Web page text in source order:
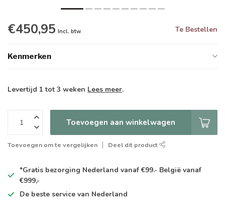
€450,95 Incl. btw Te Bestellen
Kenmerken
Levertijd 1 tot 3 weken Lees meer.
Toevoegen aan winkelwagen
Toevoegen om te vergelijken Deel dit product
*Gratis bezorging Nederland vanaf €99.- België vanaf
€999,-
De beste service van Nederland